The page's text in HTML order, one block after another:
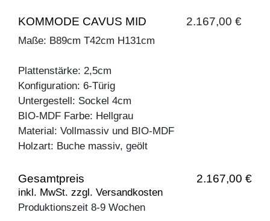
KOMMODE CAVUS MID 2.167,00 €
Maße: B89cm T42cm H131cm
Plattenstärke: 2,5cm
Konfiguration: 6-Türig
Untergestell: Sockel 4cm
BIO-MDF Farbe: Hellgrau
Material: Vollmassiv und BIO-MDF
Holzart: Buche massiv, geölt
Gesamtpreis 2.167,00 €
inkl. MwSt. zzgl. Versandkosten
Produktionszeit 8-9 Wochen